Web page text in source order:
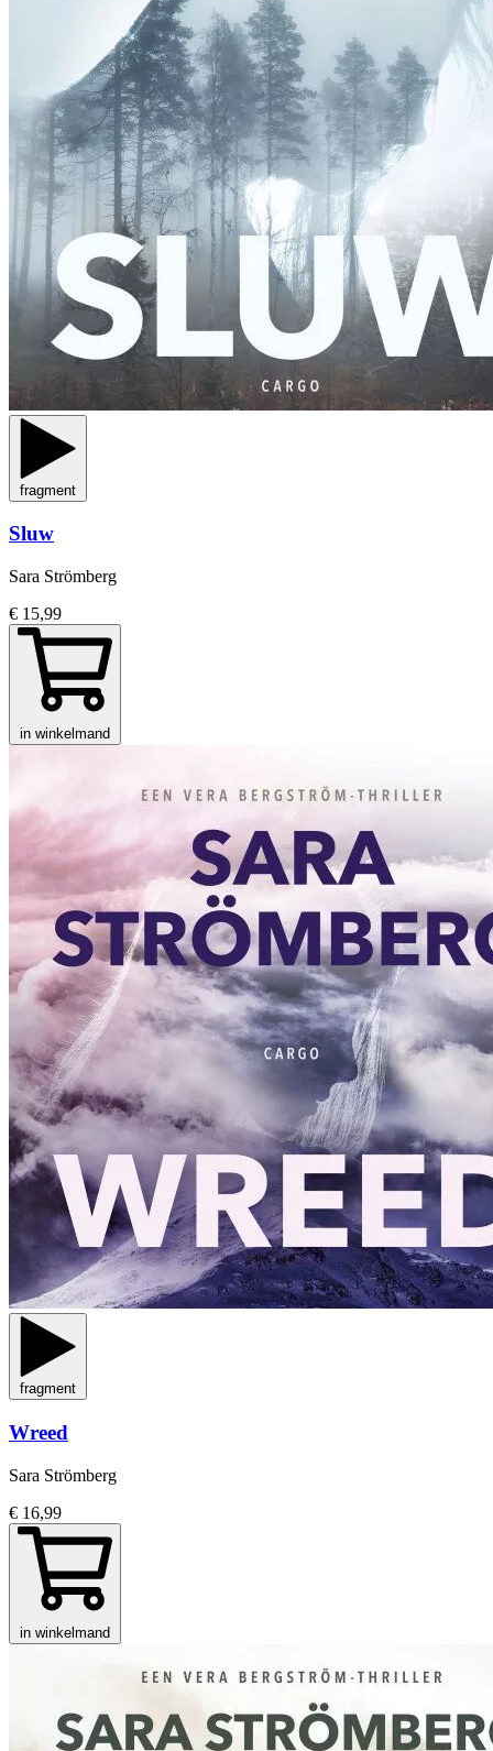
fragment
Sluw
Sara Strömberg
€ 15,99
in winkelmand
fragment
Wreed
Sara Strömberg
€ 16,99
in winkelmand